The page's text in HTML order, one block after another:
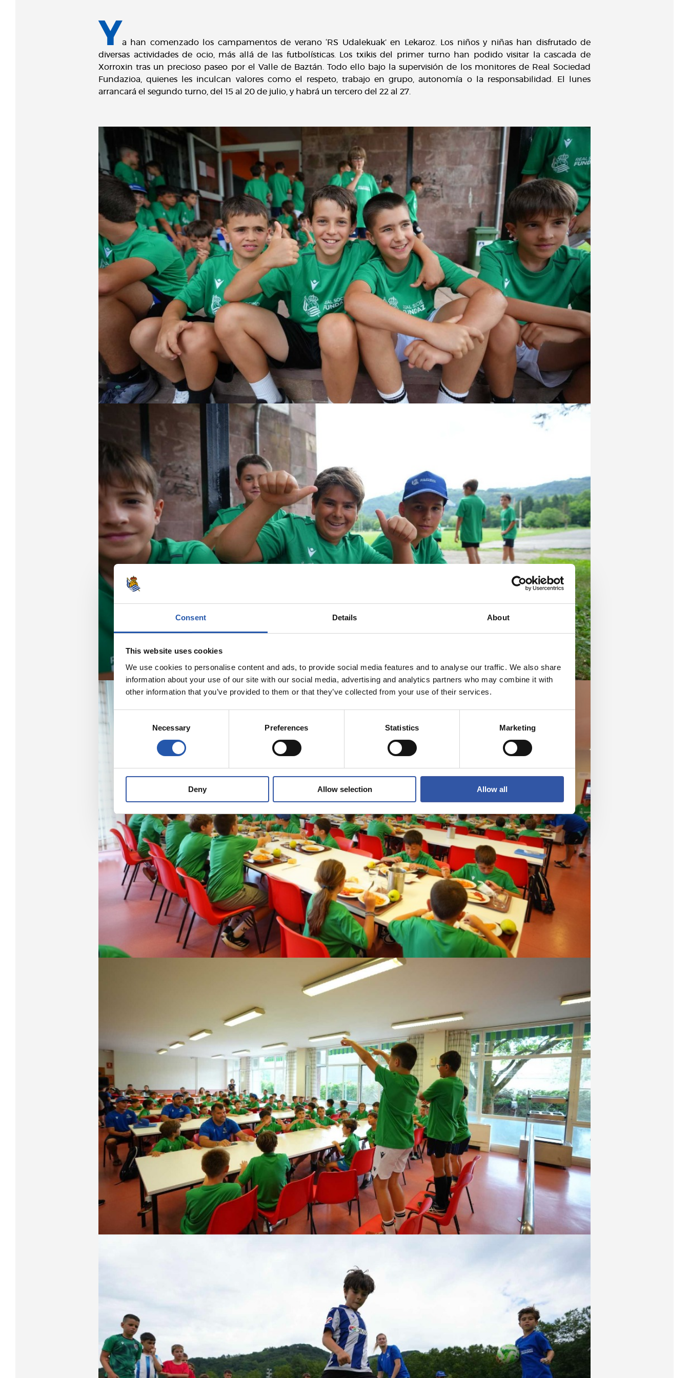
Consent Details About
This website uses cookies
We use cookies to personalise content and ads, to provide social media features and to analyse our traffic. We also share
information about your use of our site with our social media, advertising and analytics partners who may combine it with
other information that you’ve provided to them or that they’ve collected from your use of their services.
Necessary Preferences Statistics Marketing
Deny Allow selection Allow all
Ya han comenzado los campamentos de verano ‘RS Udalekuak’ en Lekaroz. Los niños y niñas han disfrutado de
diversas actividades de ocio, más allá de las futbolísticas. Los txikis del primer turno han podido visitar la cascada de
Xorroxin tras un precioso paseo por el Valle de Baztán. Todo ello bajo la supervisión de los monitores de Real Sociedad
Fundazioa, quienes les inculcan valores como el respeto, trabajo en grupo, autonomía o la responsabilidad. El lunes
arrancará el segundo turno, del 15 al 20 de julio, y habrá un tercero del 22 al 27.